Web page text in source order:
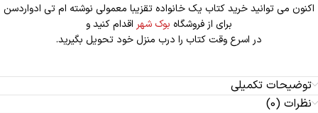
اکنون می توانید خرید کتاب یک خانواده تقزیبا معمولی نوشته ام تی ادواردسن
برای از فروشگاه بوک شهر اقدام کنید و
در اسرع وقت کتاب را درب منزل خود تحویل بگیرید.
توضیحات تکمیلی
نظرات (0)